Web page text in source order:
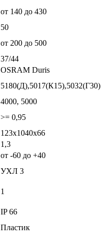
от 140 до 430
50
от 200 до 500
37/44
OSRAM Duris
5180(Д),5017(К15),5032(Г30)
4000, 5000
>= 0,95
123х1040х66
1,3
от -60 до +40
УХЛ 3
1
IP 66
Пластик